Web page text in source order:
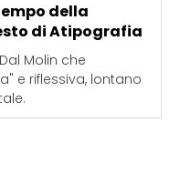
della
di Atipografia
Molin che
e riflessiva, lontano